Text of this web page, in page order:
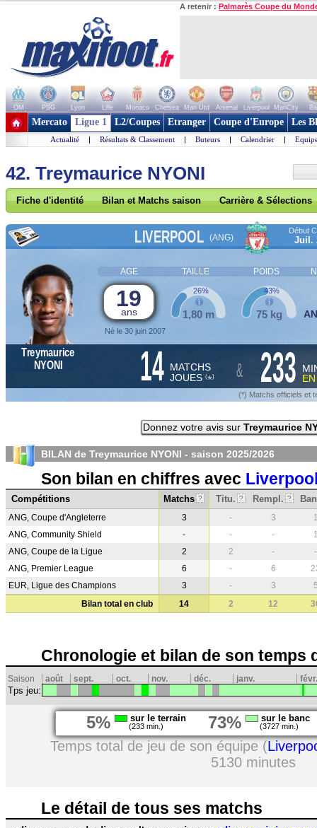
A retenir : Palmarès Coupe du
OM PSG Lyon Lille Monaco Chelsea Man Utd Arsenal Liverpool ManCity
+ de clubs
Mercato Ligue 1 L2/Coupes Etranger Coupe d'Europe Les
Actualité | Résultats & Classement | Buteurs | Calendrier |
42. Treymaurice NYONI
Fiche d'identité Bilan et Matchs saison Carrière & Sélections
LIVERPOOL (ANG)
Début
Juil.
AGE TAILLE POIDS
19
ans
Né le 30 juin 2007
1,80 m
26%
75 kg
43%
Treymaurice
NYONI
14 MATCHS
JOUES (*) & 233
(*) Matchs officiels et
Donnez votre avis sur Treymaurice
BILAN de Treymaurice NYONI - saison 2025/2026
Son bilan en chiffres avec
Compétitions Matchs ? Titu. ? Rempl. ?
ANG, Coupe d'Angleterre 3 - 3
ANG, Community Shield
- - -
ANG, Coupe de la Ligue
2 2 -
-
ANG, Premier League
6 - 6
EUR, Ligue des Champions
3 - 3
Bilan total en club
14 2 12
Chronologie et bilan de son temps
Saison août sept. oct. nov. déc. janv. févr.
Tps jeu:
5% sur le terrain
(233 min.) 73% sur le banc
(3727 min.)
Temps total de jeu de son équipe (
5130 minutes
Le détail de tous ses matchs